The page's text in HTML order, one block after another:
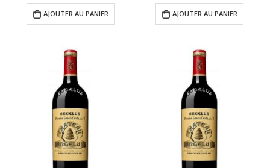
AJOUTER AU PANIER AJOUTER AU PANIER